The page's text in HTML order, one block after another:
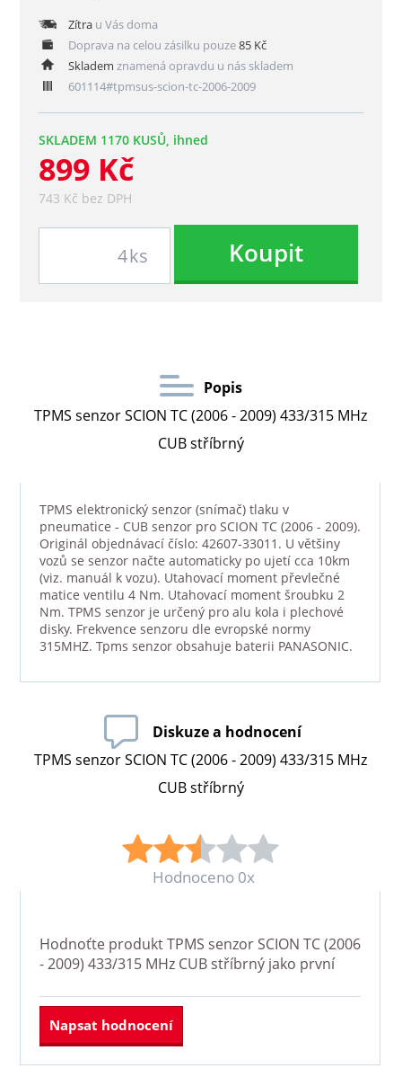
Zítrau Vás doma
Doprava na celou zásilku pouze85 Kč
Skladem znamená opravdu u nás skladem
601114#tpmsus-scion-tc-2006-2009
SKLADEM 1170 KUSŮ, ihned
899 Kč
743 Kč bez DPH
ks Koupit
Popis
TPMS senzor SCION TC (2006 - 2009) 433/315 MHz
CUB stříbrný
TPMS elektronický senzor (snímač) tlaku v
pneumatice - CUB senzor pro SCION TC (2006 - 2009).
Originál objednávací číslo: 42607-33011. U většiny
vozů se senzor načte automaticky po ujetí cca 10km
(viz. manuál k vozu). Utahovací moment převlečné
matice ventilu 4 Nm. Utahovací moment šroubku 2
Nm. TPMS senzor je určený pro alu kola i plechové
disky. Frekvence senzoru dle evropské normy
315MHZ. Tpms senzor obsahuje baterii PANASONIC.
Diskuze a hodnocení
TPMS senzor SCION TC (2006 - 2009) 433/315 MHz
CUB stříbrný
Hodnoceno 0x
Hodnoťte produktTPMS senzor SCION TC (2006
- 2009) 433/315 MHz CUB stříbrnýjako první
Napsat hodnocení